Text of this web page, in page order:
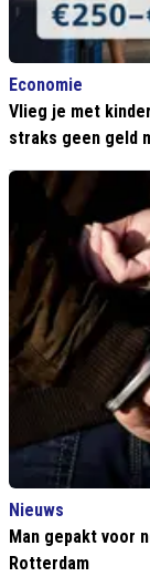
Economie
Vlieg je met
straks geen geld
Nieuws
Man gepakt voor
Rotterdam